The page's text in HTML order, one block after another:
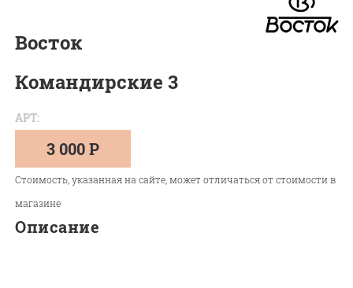
Восток
Командирские 3
АРТ:
3 000 Р
Стоимость, указанная на сайте, может отличаться от стоимости в
магазине
Описание